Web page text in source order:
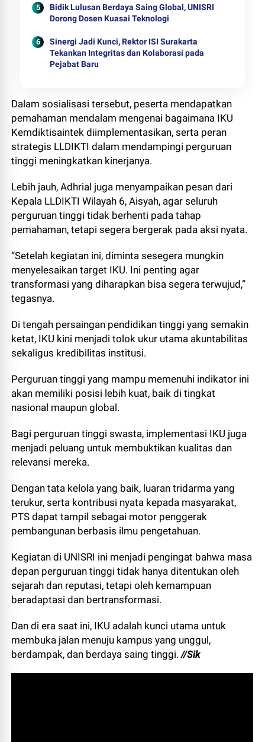
Bidik Lulusan Berdaya Saing Global, UNISRI
Dorong Dosen Kuasai Teknologi
Sinergi Jadi Kunci, Rektor ISI Surakarta
Tekankan Integritas dan Kolaborasi pada
Pejabat Baru
Dalam sosialisasi tersebut, peserta mendapatkan
pemahaman mendalam mengenai bagaimana IKU
Kemdiktisaintek diimplementasikan, serta peran
strategis LLDIKTI dalam mendampingi perguruan
tinggi meningkatkan kinerjanya.
Lebih jauh, Adhrial juga menyampaikan pesan dari
Kepala LLDIKTI Wilayah 6, Aisyah, agar seluruh
perguruan tinggi tidak berhenti pada tahap
pemahaman, tetapi segera bergerak pada aksi nyata.
“Setelah kegiatan ini, diminta sesegera mungkin
menyelesaikan target IKU. Ini penting agar
transformasi yang diharapkan bisa segera terwujud,”
tegasnya.
Di tengah persaingan pendidikan tinggi yang semakin
ketat, IKU kini menjadi tolok ukur utama akuntabilitas
sekaligus kredibilitas institusi.
Perguruan tinggi yang mampu memenuhi indikator ini
akan memiliki posisi lebih kuat, baik di tingkat
nasional maupun global.
Bagi perguruan tinggi swasta, implementasi IKU juga
menjadi peluang untuk membuktikan kualitas dan
relevansi mereka.
Dengan tata kelola yang baik, luaran tridarma yang
terukur, serta kontribusi nyata kepada masyarakat,
PTS dapat tampil sebagai motor penggerak
pembangunan berbasis ilmu pengetahuan.
Kegiatan di UNISRI ini menjadi pengingat bahwa masa
depan perguruan tinggi tidak hanya ditentukan oleh
sejarah dan reputasi, tetapi oleh kemampuan
beradaptasi dan bertransformasi.
Dan di era saat ini, IKU adalah kunci utama untuk
membuka jalan menuju kampus yang unggul,
berdampak, dan berdaya saing tinggi. //Sik